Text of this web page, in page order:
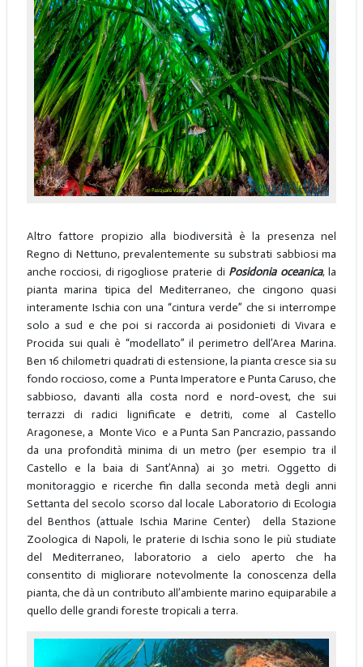
Altro fattore propizio alla biodiversità è la presenza nel
Regno di Nettuno, prevalentemente su substrati sabbiosi ma
anche rocciosi, di rigogliose praterie di Posidonia oceanica, la
pianta marina tipica del Mediterraneo, che cingono quasi
interamente Ischia con una “cintura verde” che si interrompe
solo a sud e che poi si raccorda ai posidonieti di Vivara e
Procida sui quali è “modellato” il perimetro dell’Area Marina.
Ben 16 chilometri quadrati di estensione, la pianta cresce sia su
fondo roccioso, come a Punta Imperatore e Punta Caruso, che
sabbioso, davanti alla costa nord e nord-ovest, che sui
terrazzi di radici lignificate e detriti, come al Castello
Aragonese, a Monte Vico e a Punta San Pancrazio, passando
da una profondità minima di un metro (per esempio tra il
Castello e la baia di Sant’Anna) ai 30 metri. Oggetto di
monitoraggio e ricerche fin dalla seconda metà degli anni
Settanta del secolo scorso dal locale Laboratorio di Ecologia
del Benthos (attuale Ischia Marine Center) della Stazione
Zoologica di Napoli, le praterie di Ischia sono le più studiate
del Mediterraneo, laboratorio a cielo aperto che ha
consentito di migliorare notevolmente la conoscenza della
pianta, che dà un contributo all’ambiente marino equiparabile a
quello delle grandi foreste tropicali a terra.